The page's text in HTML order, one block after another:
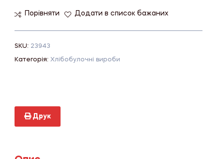
Порівняти Додати в список бажаних
SKU: 23943
Категорія: Хлібобулочні вироби
Друк